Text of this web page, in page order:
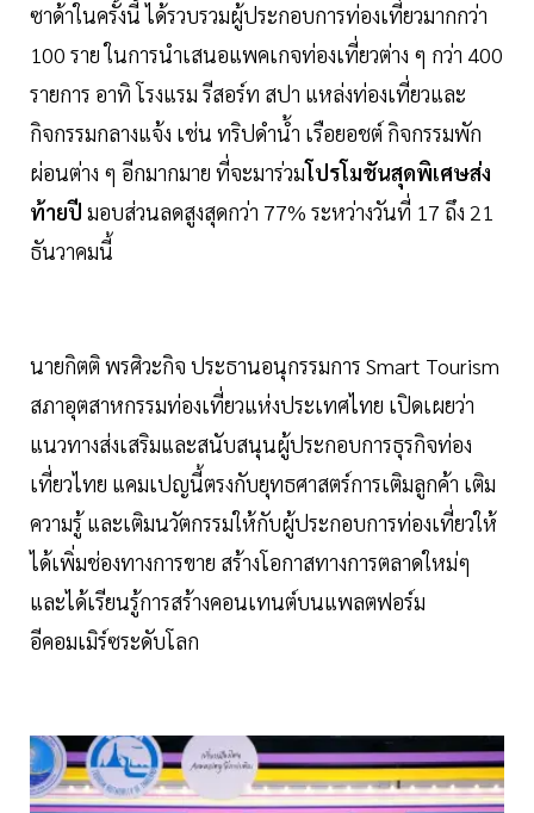
ซาด้าในครั้งนี้ ได้รวบรวมผู้ประกอบการท่องเที่ยวมากกว่า
100 ราย ในการนำเสนอแพคเกจท่องเที่ยวต่าง ๆ กว่า 400
รายการ อาทิ โรงแรม รีสอร์ท สปา แหล่งท่องเที่ยวและ
กิจกรรมกลางแจ้ง เช่น ทริปดำน้ำ เรือยอชต์ กิจกรรมพัก
ผ่อนต่าง ๆ อีกมากมาย ที่จะมาร่วมโปรโมชันสุดพิเศษส่ง
ท้ายปี มอบส่วนลดสูงสุดกว่า 77% ระหว่างวันที่ 17 ถึง 21
ธันวาคมนี้
นายกิตติ พรศิวะกิจ ประธานอนุกรรมการ Smart Tourism
สภาอุตสาหกรรมท่องเที่ยวแห่งประเทศไทย เปิดเผยว่า
แนวทางส่งเสริมและสนับสนุนผู้ประกอบการธุรกิจท่อง
เที่ยวไทย แคมเปญนี้ตรงกับยุทธศาสตร์การเติมลูกค้า เติม
ความรู้ และเติมนวัตกรรมให้กับผู้ประกอบการท่องเที่ยวให้
ได้เพิ่มช่องทางการขาย สร้างโอกาสทางการตลาดใหม่ๆ
และได้เรียนรู้การสร้างคอนเทนต์บนแพลตฟอร์ม
อีคอมเมิร์ซระดับโลก